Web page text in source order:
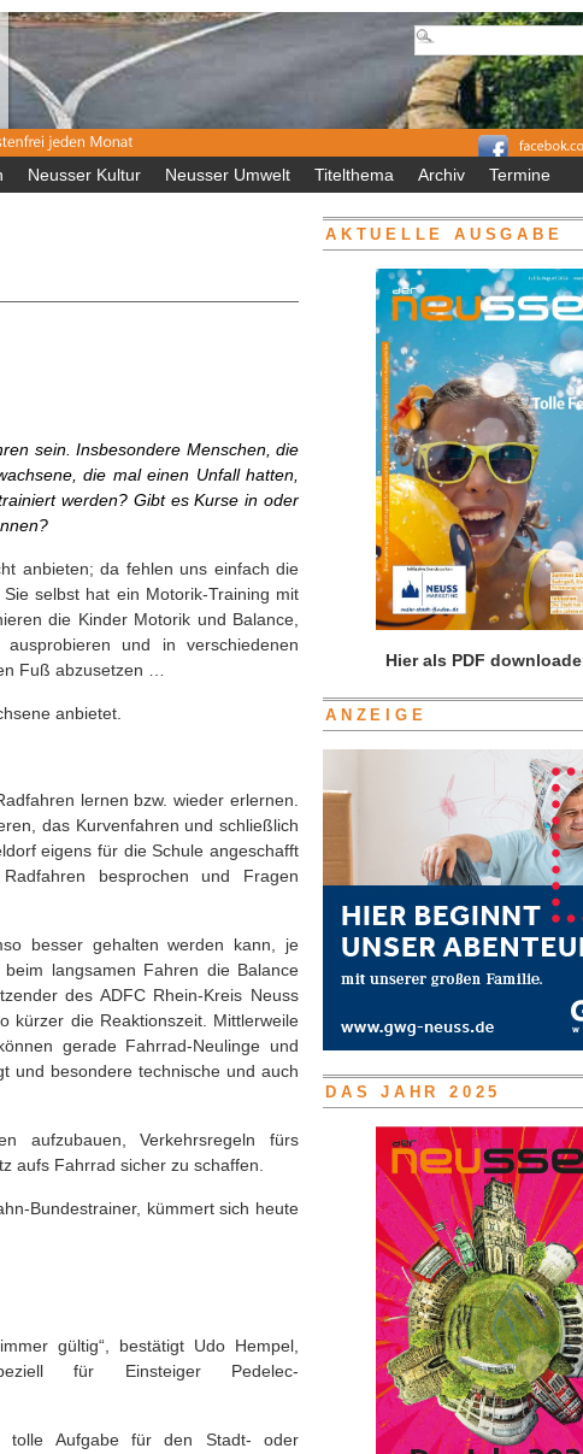
Neusser Kultur Neusser Umwelt Titelthema Archiv Termine
sein. Insbesondere Menschen, die
die mal einen Unfall hatten,
werden? Gibt es Kurse in oder
anbieten; da fehlen uns einfach die
selbst hat ein Motorik-Training mit
die Kinder Motorik und Balance,
und in verschiedenen
Fuß abzusetzen …
anbietet.
lernen bzw. wieder erlernen.
das Kurvenfahren und schließlich
eigens für die Schule angeschafft
besprochen und Fragen
besser gehalten werden kann, je
langsamen Fahren die Balance
des ADFC Rhein-Kreis Neuss
kürzer die Reaktionszeit. Mittlerweile
gerade Fahrrad-Neulinge und
und besondere technische und auch
aufzubauen, Verkehrsregeln fürs
aufs Fahrrad sicher zu schaffen.
Bundestrainer, kümmert sich heute
gültig“, bestätigt Udo Hempel,
für Einsteiger Pedelec-
tolle Aufgabe für den Stadt- oder
AKTUELLE AUSGABE
Hier als PDF
ANZEIGE
DAS JAHR 2025